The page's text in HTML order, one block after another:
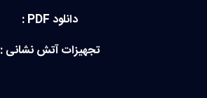
دانلود PDF :
تجهیزات آتش نشانی :